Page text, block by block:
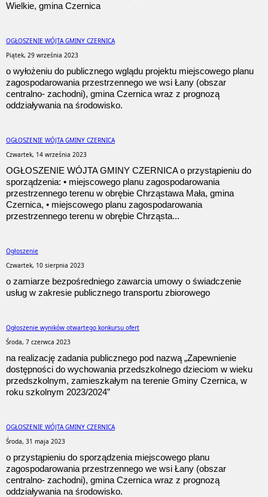
Wielkie, gmina Czernica
OGŁOSZENIE WÓJTA GMINY CZERNICA
Piątek, 29 września 2023
o wyłożeniu do publicznego wglądu projektu miejscowego planu
zagospodarowania przestrzennego we wsi Łany (obszar
centralno- zachodni), gmina Czernica wraz z prognozą
oddziaływania na środowisko.
OGŁOSZENIE WÓJTA GMINY CZERNICA
Czwartek, 14 września 2023
OGŁOSZENIE WÓJTA GMINY CZERNICA o przystąpieniu do
sporządzenia: • miejscowego planu zagospodarowania
przestrzennego terenu w obrębie Chrząstawa Mała, gmina
Czernica, • miejscowego planu zagospodarowania
przestrzennego terenu w obrębie Chrząsta...
Ogłoszenie
Czwartek, 10 sierpnia 2023
o zamiarze bezpośredniego zawarcia umowy o świadczenie
usług w zakresie publicznego transportu zbiorowego
Ogłoszenie wyników otwartego konkursu ofert
Środa, 7 czerwca 2023
na realizację zadania publicznego pod nazwą „Zapewnienie
dostępności do wychowania przedszkolnego dzieciom w wieku
przedszkolnym, zamieszkałym na terenie Gminy Czernica, w
roku szkolnym 2023/2024”
OGŁOSZENIE WÓJTA GMINY CZERNICA
Środa, 31 maja 2023
o przystąpieniu do sporządzenia miejscowego planu
zagospodarowania przestrzennego we wsi Łany (obszar
centralno- zachodni), gmina Czernica wraz z prognozą
oddziaływania na środowisko.